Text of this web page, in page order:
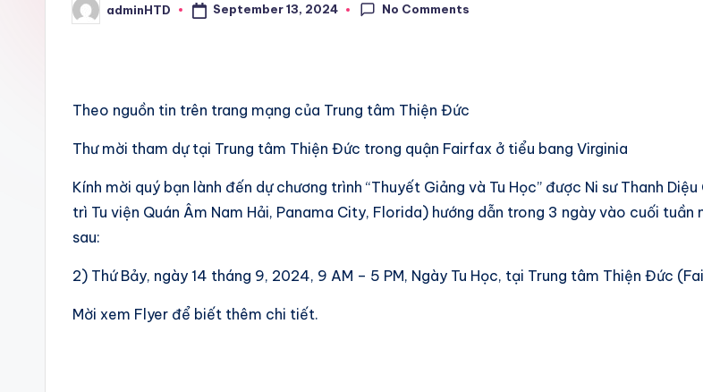
Posted
by
adminHTD September 13, 2024 No Comments
Theo nguồn tin trên trang mạng của Trung tâm Thiện Đức
Thư mời tham dự tại Trung tâm Thiện Đức trong quận Fairfax ở tiểu bang Virginia
Kính mời quý bạn lành đến dự chương trình “Thuyết Giảng và Tu Học” được Ni sư Thanh
trì Tu viện Quán Âm Nam Hải, Panama City, Florida) hướng dẫn trong 3 ngày vào cuối tuần
sau:
2) Thứ Bảy, ngày 14 tháng 9, 2024, 9 AM – 5 PM, Ngày Tu Học, tại Trung tâm Thiện Đức
Mời xem Flyer để biết thêm chi tiết.